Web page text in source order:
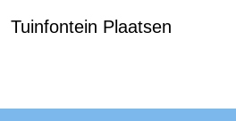
Tuinfontein Plaatsen